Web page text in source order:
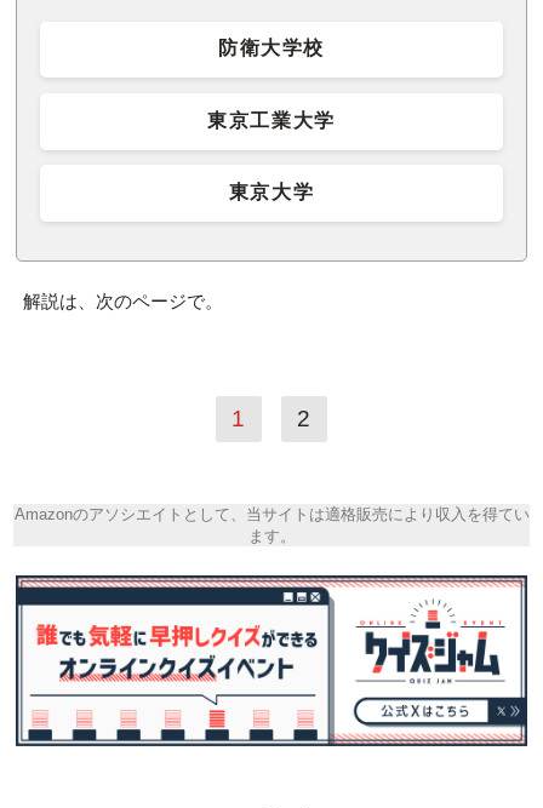
防衛大学校
東京工業大学
東京大学
解説は、次のページで。
1 2
Amazonのアソシエイトとして、当サイトは適格販売により収入を得てい
ます。